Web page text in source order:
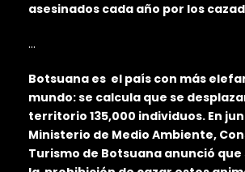
asesinados cada año por los
…
Botsuana es el país con más
mundo: se calcula que se
territorio 135,000 individuos. En
Ministerio de Medio Ambiente,
Turismo de Botsuana anunció